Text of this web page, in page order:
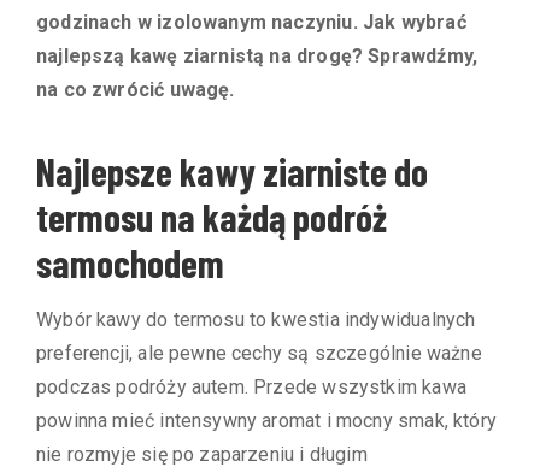
godzinach w izolowanym naczyniu. Jak wybrać
najlepszą kawę ziarnistą na drogę? Sprawdźmy,
na co zwrócić uwagę.
Najlepsze kawy ziarniste do
termosu na każdą podróż
samochodem
Wybór kawy do termosu to kwestia indywidualnych
preferencji, ale pewne cechy są szczególnie ważne
podczas podróży autem. Przede wszystkim kawa
powinna mieć intensywny aromat i mocny smak, który
nie rozmyje się po zaparzeniu i długim